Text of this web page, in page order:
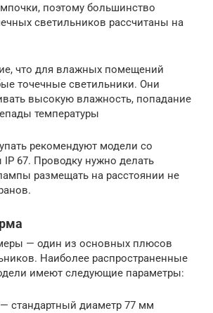
поэтому большинство
светильников рассчитаны на
что для влажных помещений
точечные светильники. Они
высокую влажность, попадание
температуры
рекомендуют модели со
67. Проводку нужно делать
размещать на расстоянии не
— один из основных плюсов
Наиболее распространенные
имеют следующие параметры:
стандартный диаметр 77 мм